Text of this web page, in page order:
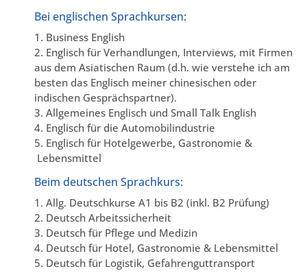
Bei englischen Sprachkursen:
1. Business English
2. Englisch für Verhandlungen, Interviews, mit Firmen
aus dem Asiatischen Raum (d.h. wie verstehe ich am
besten das Englisch meiner chinesischen oder
indischen Gesprächspartner).
3. Allgemeines Englisch und Small Talk English
4. Englisch für die Automobilindustrie
5. Englisch für Hotelgewerbe, Gastronomie &
Lebensmittel
Beim deutschen Sprachkurs:
1. Allg. Deutschkurse A1 bis B2 (inkl. B2 Prüfung)
2. Deutsch Arbeitssicherheit
3. Deutsch für Pflege und Medizin
4. Deutsch für Hotel, Gastronomie & Lebensmittel
5. Deutsch für Logistik, Gefahrenguttransport